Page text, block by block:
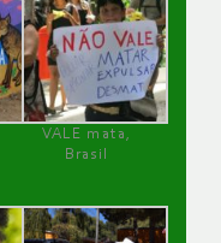
VALE mata,
Brasil